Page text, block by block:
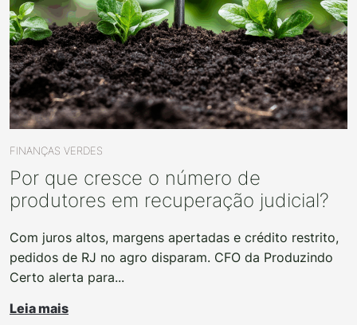
FINANÇAS VERDES
Por que cresce o número de
produtores em recuperação judicial?
Com juros altos, margens apertadas e crédito restrito,
pedidos de RJ no agro disparam. CFO da Produzindo
Certo alerta para...
Leia mais